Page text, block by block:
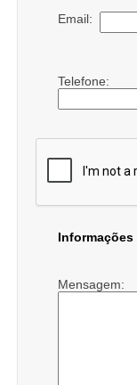
Email:
Telefone:
Mensagem: